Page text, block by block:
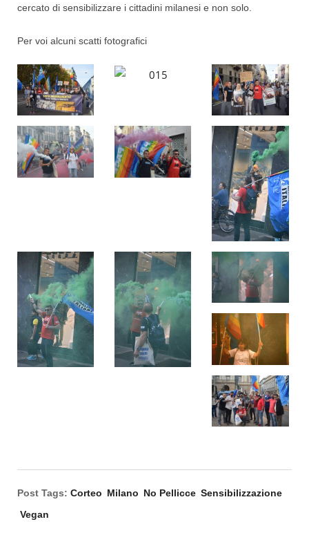
cercato di sensibilizzare i cittadini milanesi e non solo.
Per voi alcuni scatti fotografici
Post Tags: Corteo Milano No Pellicce Sensibilizzazione
Vegan